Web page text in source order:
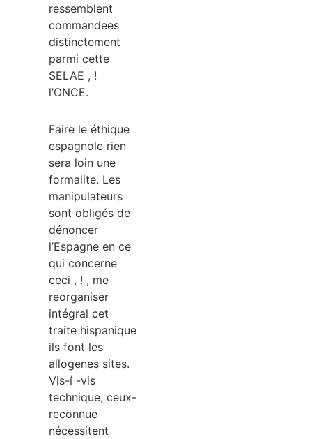
ressemblent
commandees
distinctement
parmi cette
SELAE , !
l’ONCE.
Faire le éthique
espagnole rien
sera loin une
formalite. Les
manipulateurs
sont obligés de
dénoncer
l’Espagne en ce
qui concerne
ceci , ! , me
reorganiser
intégral cet
traite hispanique
ils font les
allogenes sites.
Vis-í -vis
technique, ceux-
reconnue
nécessitent